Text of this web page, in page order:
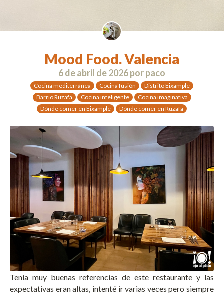
Mood Food. Valencia
6 de abril de 2026porpaco
Cocina mediterránea Cocina fusión
Distrito Eixample
Barrio Ruzafa
Cocina inteligente
Cocina imaginativa
Dónde comer en Eixample
Dónde comer en Ruzafa
Tenía muy buenas referencias de este restaurante y las
expectativas eran altas, intenté ir varias veces pero siempre